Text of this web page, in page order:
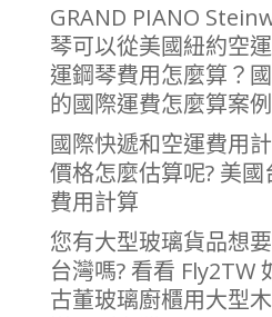
GRAND PIANO
琴可以從美國紐約空
運鋼琴費用怎麼算？
的國際運費怎麼算案
國際快遞和空運費用
價格怎麼估算呢? 美
費用計算
您有大型玻璃貨品想
台灣嗎? 看看 Fly2TW
古董玻璃廚櫃用大型